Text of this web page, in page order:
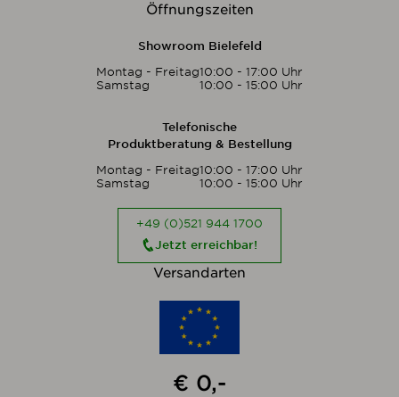
Öffnungszeiten
Showroom Bielefeld
Montag - Freitag10:00 - 17:00 Uhr
Samstag
10:00 - 15:00 Uhr
Telefonische
Produktberatung & Bestellung
Montag - Freitag10:00 - 17:00 Uhr
Samstag
10:00 - 15:00 Uhr
+49 (0)521 944 1700
Jetzt erreichbar!
Versandarten
€ 0,-